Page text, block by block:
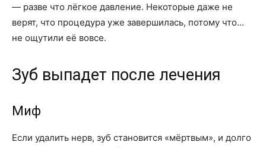
— разве что лёгкое давление. Некоторые даже не
верят, что процедура уже завершилась, потому что…
не ощутили её вовсе.
Зуб выпадет после лечения
Миф
Если удалить нерв, зуб становится «мёртвым», и долго